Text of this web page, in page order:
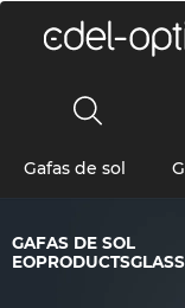
Gafas de sol
GAFAS DE SOL